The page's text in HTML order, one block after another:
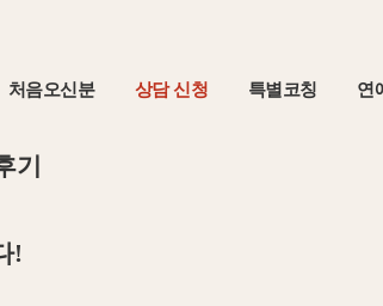
처음오신분 상담 신청 특별코칭 연
기
!